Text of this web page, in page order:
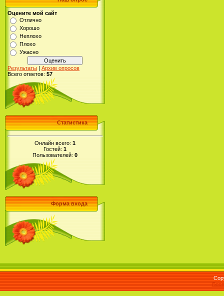
Оцените мой сайт
Отлично
Хорошо
Неплохо
Плохо
Ужасно
Результаты | Архив опросов
Всего ответов: 57
Статистика
Онлайн всего: 1
Гостей: 1
Пользователей: 0
Форма входа